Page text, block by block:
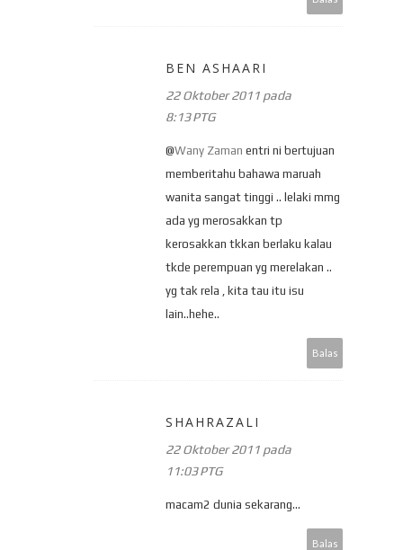
BEN ASHAARI
22 Oktober 2011 pada
8:13 PTG
@Wany Zaman entri ni bertujuan
memberitahu bahawa maruah
wanita sangat tinggi .. lelaki mmg
ada yg merosakkan tp
kerosakkan tkkan berlaku kalau
tkde perempuan yg merelakan ..
yg tak rela , kita tau itu isu
lain..hehe..
Balas
SHAHRAZALI
22 Oktober 2011 pada
11:03 PTG
macam2 dunia sekarang...
Balas